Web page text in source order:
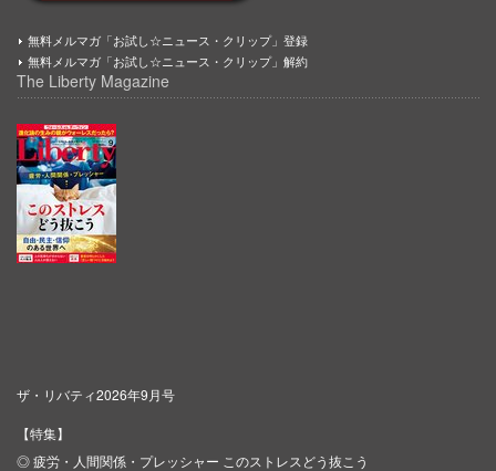
無料メルマガ「お試し☆ニュース・クリップ」登録
無料メルマガ「お試し☆ニュース・クリップ」解約
The Liberty Magazine
ザ・リバティ2026年9月号
【特集】
◎ 疲労・人間関係・プレッシャー このストレスどう抜こう